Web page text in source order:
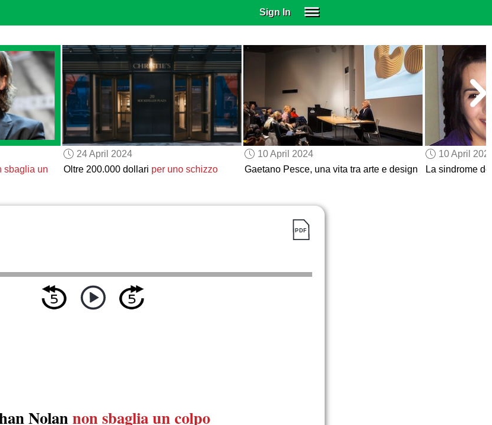
Sign In
SUBSCRIBE
EDUCATIONAL LICENSES
GIFT CARDS
OTHER LANGUAGES
ABOUT US
ALEXA
ADJUST COLORS
sbaglia un
24 April 2024
Oltre 200.000 dollari per uno schizzo
10 April 2024
Gaetano Pesce, una vita tra arte e design
10 April
La sindrome
Nolannon sbaglia un colpo